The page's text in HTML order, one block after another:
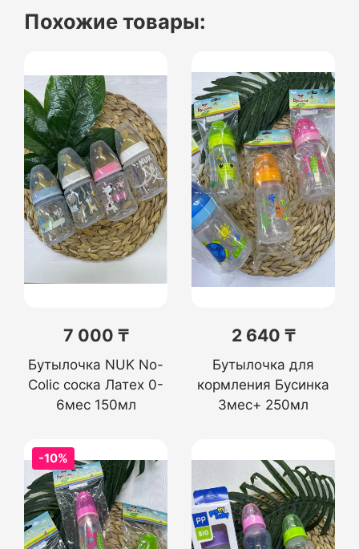
Похожие товары:
7 000 ₸
Бутылочка NUK No-
Colic соска Латех 0-
6мес 150мл
2 640 ₸
Бутылочка для
кормления Бусинка
3мес+ 250мл
-10%